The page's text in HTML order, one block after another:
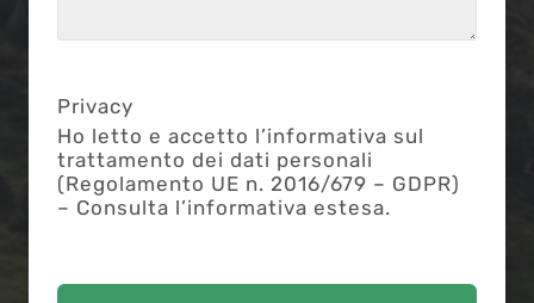
Privacy
Ho letto e accetto l’informativa sul
trattamento dei dati personali
(Regolamento UE n. 2016/679 – GDPR)
– Consulta l’informativa estesa.